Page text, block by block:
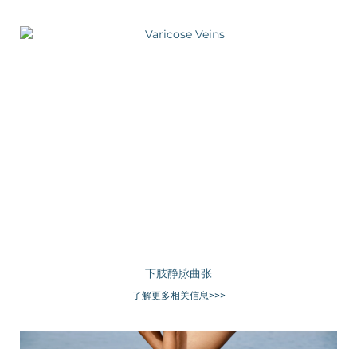
下肢静脉曲张
了解更多相关信息>>>